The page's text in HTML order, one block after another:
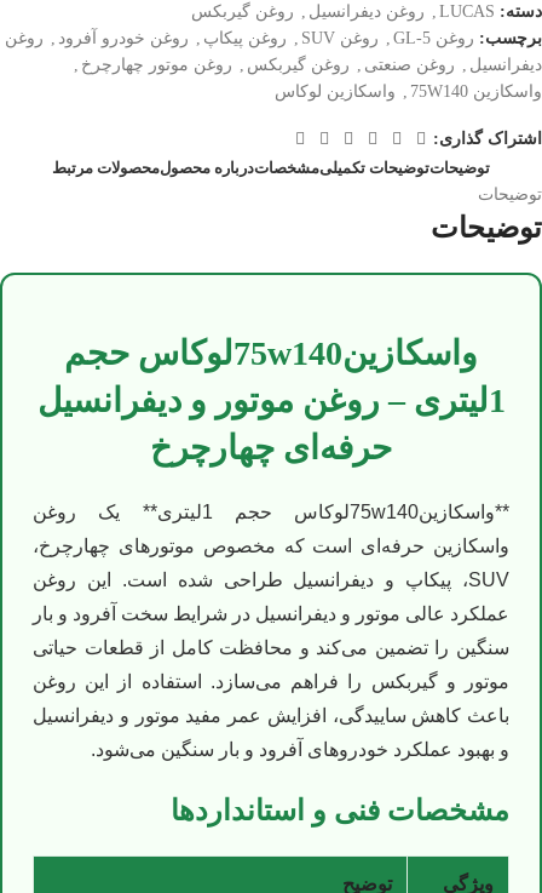
دسته: LUCAS روغن دیفرانسیل
روغن گیربکس
برچسب: روغن GL-5 روغن SUV روغن پیکاپ روغن خودرو آفرود
روغن
دیفرانسیل
روغن صنعتی روغن گیربکس روغن موتور چهارچرخ
واسکازین 75W140
واسکازین لوکاس
اشتراک گذاری:
توضیحاتتوضیحات تکمیلیمشخصاتدرباره محصولمحصولات مرتبط
توضیحات
توضیحات
واسكازین75w140لوکاس حجم
1لیتری – روغن موتور و دیفرانسیل
حرفه‌ای چهارچرخ
**واسكازین75w140لوکاس حجم 1لیتری** یک روغن
واسکازین حرفه‌ای است که مخصوص موتورهای چهارچرخ،
SUV، پیکاپ و دیفرانسیل طراحی شده است. این روغن
عملکرد عالی موتور و دیفرانسیل در شرایط سخت آفرود و بار
سنگین را تضمین می‌کند و محافظت کامل از قطعات حیاتی
موتور و گیربکس را فراهم می‌سازد. استفاده از این روغن
باعث کاهش ساییدگی، افزایش عمر مفید موتور و دیفرانسیل
و بهبود عملکرد خودروهای آفرود و بار سنگین می‌شود.
مشخصات فنی و استانداردها
ویژگی توضیح